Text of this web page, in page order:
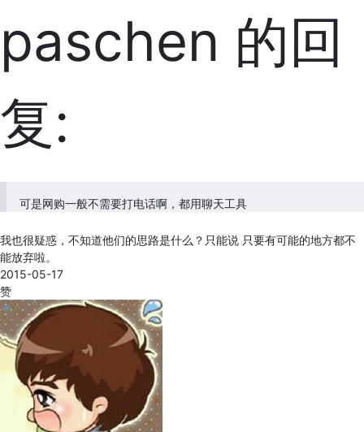
paschen 的回
复:
可是网购一般不需要打电话啊，都用聊天工具
我也很疑惑，不知道他们的思路是什么？只能说 只要有可能的地方都不
能放弃啦。
2015-05-17
赞